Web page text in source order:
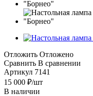
Отложить Отложено
Сравнить В сравнении
Артикул 7141
15 000 ₽/шт
В наличии